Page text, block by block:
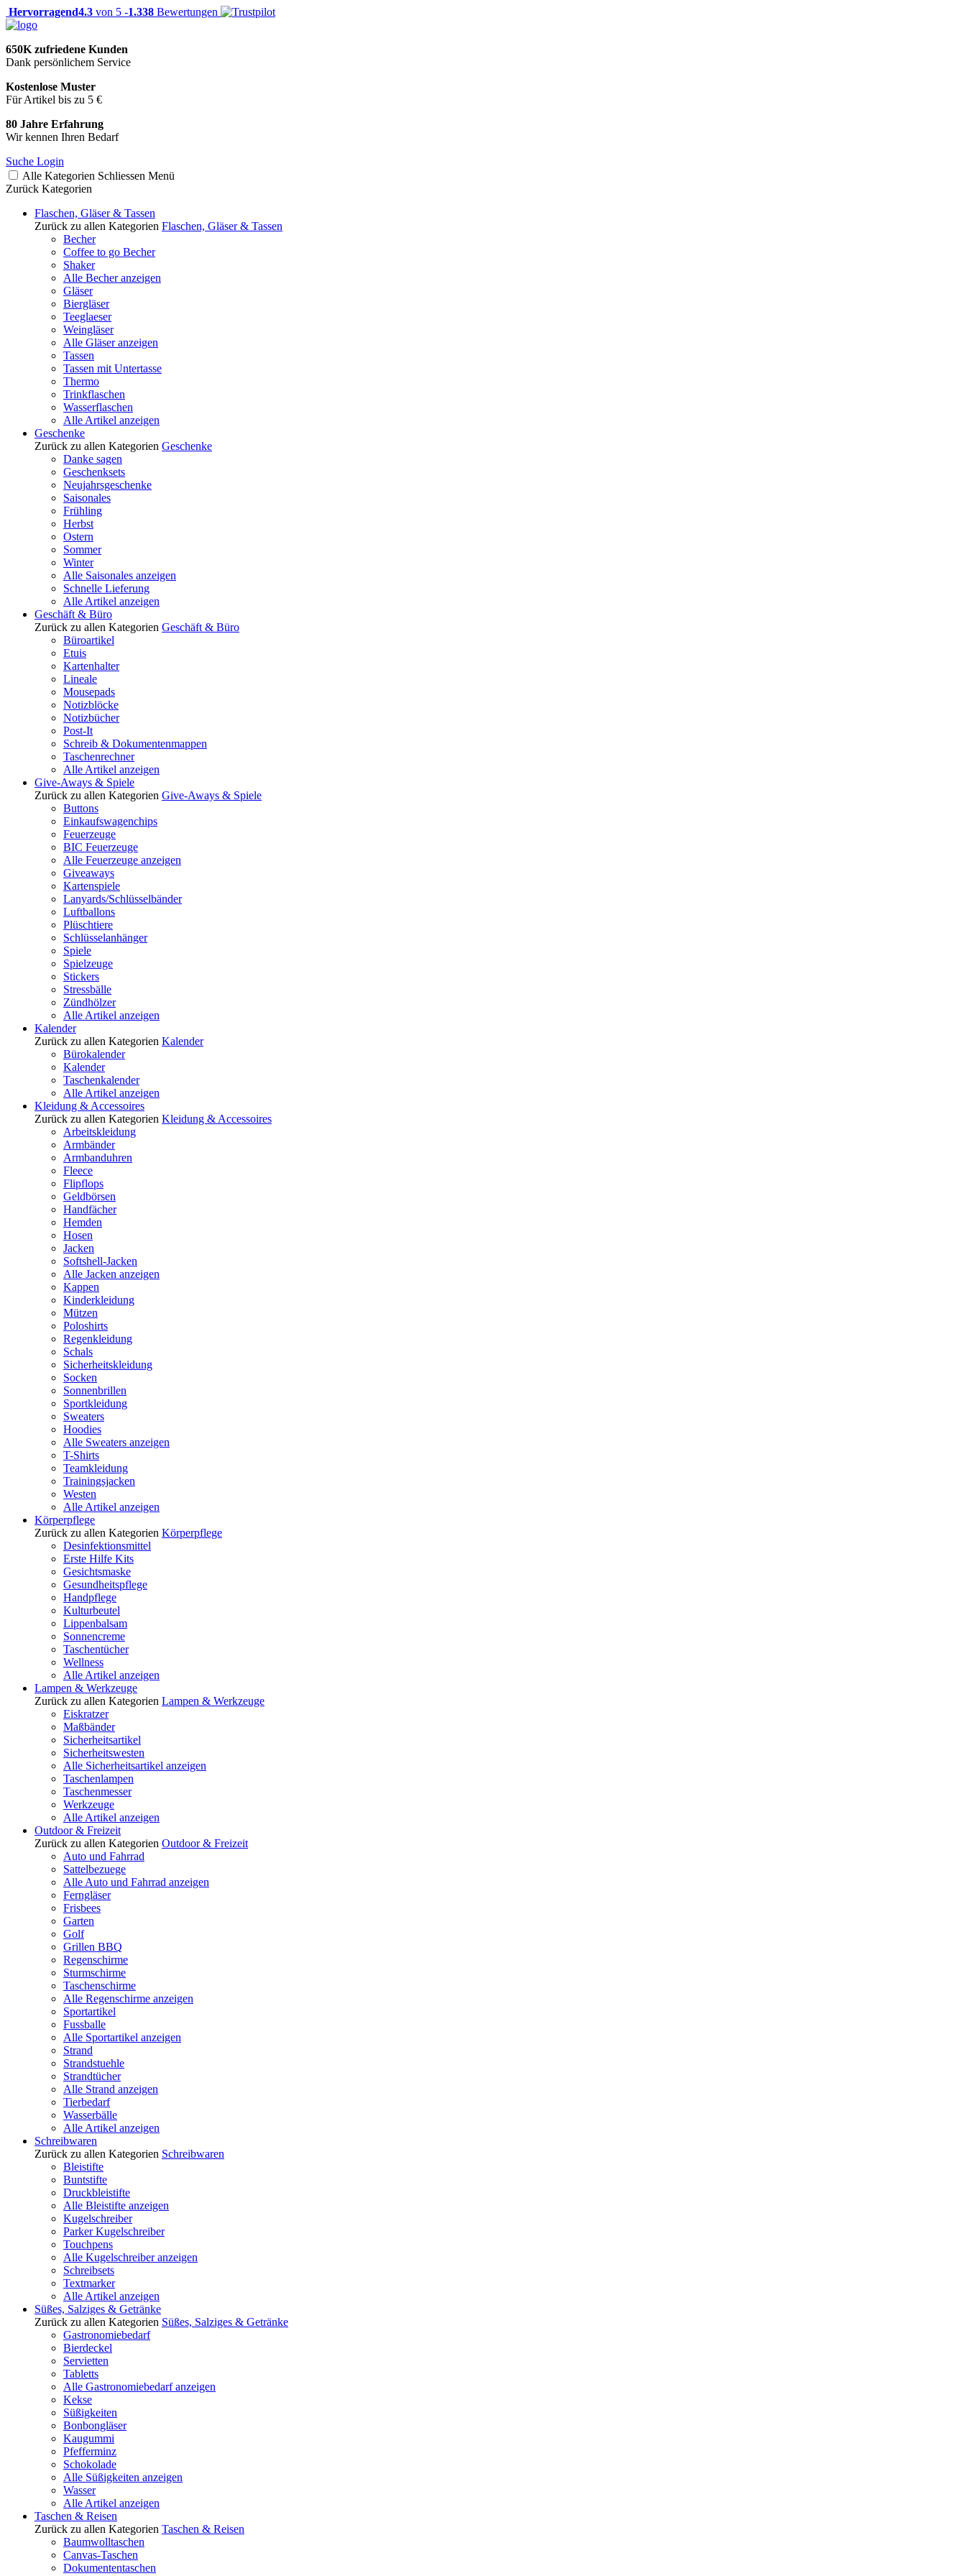
Hervorragend4.3 von 5 -1.338 Bewertungen
650K zufriedene Kunden
Dank persönlichem Service
Kostenlose Muster
Für Artikel bis zu 5 €
80 Jahre Erfahrung
Wir kennen Ihren Bedarf
Suche Login
Alle Kategorien Schliessen Menü
Zurück Kategorien
Flaschen, Gläser & Tassen
Zurück zu allen Kategorien Flaschen, Gläser & Tassen
Becher
Coffee to go Becher
Shaker
Alle Becher anzeigen
Gläser
Biergläser
Teeglaeser
Weingläser
Alle Gläser anzeigen
Tassen
Tassen mit Untertasse
Thermo
Trinkflaschen
Wasserflaschen
Alle Artikel anzeigen
Geschenke
Zurück zu allen Kategorien Geschenke
Danke sagen
Geschenksets
Neujahrsgeschenke
Saisonales
Frühling
Herbst
Ostern
Sommer
Winter
Alle Saisonales anzeigen
Schnelle Lieferung
Alle Artikel anzeigen
Geschäft & Büro
Zurück zu allen Kategorien Geschäft & Büro
Büroartikel
Etuis
Kartenhalter
Lineale
Mousepads
Notizblöcke
Notizbücher
Post-It
Schreib & Dokumentenmappen
Taschenrechner
Alle Artikel anzeigen
Give-Aways & Spiele
Zurück zu allen Kategorien Give-Aways & Spiele
Buttons
Einkaufswagenchips
Feuerzeuge
BIC Feuerzeuge
Alle Feuerzeuge anzeigen
Giveaways
Kartenspiele
Lanyards/Schlüsselbänder
Luftballons
Plüschtiere
Schlüsselanhänger
Spiele
Spielzeuge
Stickers
Stressbälle
Zündhölzer
Alle Artikel anzeigen
Kalender
Zurück zu allen Kategorien Kalender
Bürokalender
Kalender
Taschenkalender
Alle Artikel anzeigen
Kleidung & Accessoires
Zurück zu allen Kategorien Kleidung & Accessoires
Arbeitskleidung
Armbänder
Armbanduhren
Fleece
Flipflops
Geldbörsen
Handfächer
Hemden
Hosen
Jacken
Softshell-Jacken
Alle Jacken anzeigen
Kappen
Kinderkleidung
Mützen
Poloshirts
Regenkleidung
Schals
Sicherheitskleidung
Socken
Sonnenbrillen
Sportkleidung
Sweaters
Hoodies
Alle Sweaters anzeigen
T-Shirts
Teamkleidung
Trainingsjacken
Westen
Alle Artikel anzeigen
Körperpflege
Zurück zu allen Kategorien Körperpflege
Desinfektionsmittel
Erste Hilfe Kits
Gesichtsmaske
Gesundheitspflege
Handpflege
Kulturbeutel
Lippenbalsam
Sonnencreme
Taschentücher
Wellness
Alle Artikel anzeigen
Lampen & Werkzeuge
Zurück zu allen Kategorien Lampen & Werkzeuge
Eiskratzer
Maßbänder
Sicherheitsartikel
Sicherheitswesten
Alle Sicherheitsartikel anzeigen
Taschenlampen
Taschenmesser
Werkzeuge
Alle Artikel anzeigen
Outdoor & Freizeit
Zurück zu allen Kategorien Outdoor & Freizeit
Auto und Fahrrad
Sattelbezuege
Alle Auto und Fahrrad anzeigen
Ferngläser
Frisbees
Garten
Golf
Grillen BBQ
Regenschirme
Sturmschirme
Taschenschirme
Alle Regenschirme anzeigen
Sportartikel
Fussballe
Alle Sportartikel anzeigen
Strand
Strandstuehle
Strandtücher
Alle Strand anzeigen
Tierbedarf
Wasserbälle
Alle Artikel anzeigen
Schreibwaren
Zurück zu allen Kategorien Schreibwaren
Bleistifte
Buntstifte
Druckbleistifte
Alle Bleistifte anzeigen
Kugelschreiber
Parker Kugelschreiber
Touchpens
Alle Kugelschreiber anzeigen
Schreibsets
Textmarker
Alle Artikel anzeigen
Süßes, Salziges & Getränke
Zurück zu allen Kategorien Süßes, Salziges & Getränke
Gastronomiebedarf
Bierdeckel
Servietten
Tabletts
Alle Gastronomiebedarf anzeigen
Kekse
Süßigkeiten
Bonbongläser
Kaugummi
Pfefferminz
Schokolade
Alle Süßigkeiten anzeigen
Wasser
Alle Artikel anzeigen
Taschen & Reisen
Zurück zu allen Kategorien Taschen & Reisen
Baumwolltaschen
Canvas-Taschen
Dokumententaschen